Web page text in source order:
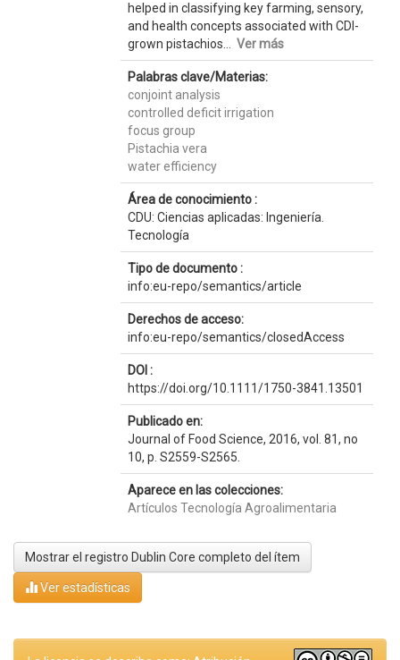
helped in classifying key farming, sensory,
and health concepts associated with CDI-
grown pistachios... Ver más
Palabras clave/Materias:
conjoint analysis
controlled deficit irrigation
focus group
Pistachia vera
water efficiency
Área de conocimiento :
CDU: Ciencias aplicadas: Ingeniería.
Tecnología
Tipo de documento :
info:eu-repo/semantics/article
Derechos de acceso:
info:eu-repo/semantics/closedAccess
DOI :
https://doi.org/10.1111/1750-3841.13501
Publicado en:
Journal of Food Science, 2016, vol. 81, no
10, p. S2559-S2565.
Aparece en las colecciones:
Artículos Tecnología Agroalimentaria
Mostrar el registro Dublin Core completo del ítem
Ver estadísticas